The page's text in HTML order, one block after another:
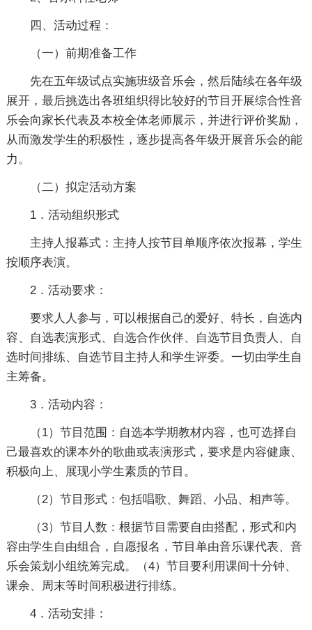
四、活动过程：
（一）前期准备工作
先在五年级试点实施班级音乐会，然后陆续在各年级
展开，最后挑选出各班组织得比较好的节目开展综合性音
乐会向家长代表及本校全体老师展示，并进行评价奖励，
从而激发学生的积极性，逐步提高各年级开展音乐会的能
力。
（二）拟定活动方案
1．活动组织形式
主持人报幕式：主持人按节目单顺序依次报幕，学生
按顺序表演。
2．活动要求：
要求人人参与，可以根据自己的爱好、特长，自选内
容、自选表演形式、自选合作伙伴、自选节目负责人、自
选时间排练、自选节目主持人和学生评委。一切由学生自
主筹备。
3．活动内容：
（1）节目范围：自选本学期教材内容，也可选择自
己最喜欢的课本外的歌曲或表演形式，要求是内容健康、
积极向上、展现小学生素质的节目。
（2）节目形式：包括唱歌、舞蹈、小品、相声等。
（3）节目人数：根据节目需要自由搭配，形式和内
容由学生自由组合，自愿报名，节目单由音乐课代表、音
乐会策划小组统筹完成。（4）节目要利用课间十分钟、
课余、周末等时间积极进行排练。
4．活动安排：